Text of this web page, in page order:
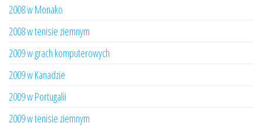
2008 w Monako
2008 w tenisie ziemnym
2009 w grach komputerowych
2009 w Kanadzie
2009 w Portugalii
2009 w tenisie ziemnym